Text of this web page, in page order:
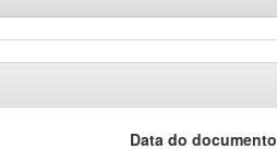
Data do documento